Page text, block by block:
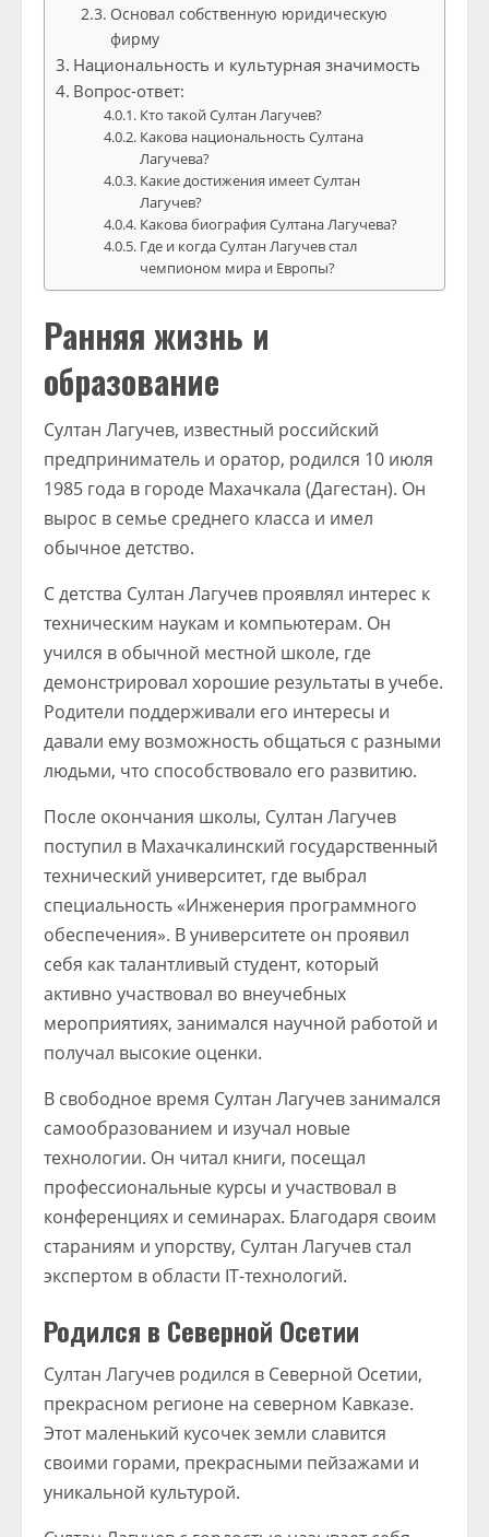
Основал собственную юридическую
фирму
Национальность и культурная значимость
Вопрос-ответ:
Кто такой Султан Лагучев?
Какова национальность Султана
Лагучева?
Какие достижения имеет Султан
Лагучев?
Какова биография Султана Лагучева?
Где и когда Султан Лагучев стал
чемпионом мира и Европы?
Ранняя жизнь и
образование
Султан Лагучев, известный российский
предприниматель и оратор, родился 10 июля
1985 года в городе Махачкала (Дагестан). Он
вырос в семье среднего класса и имел
обычное детство.
С детства Султан Лагучев проявлял интерес к
техническим наукам и компьютерам. Он
учился в обычной местной школе, где
демонстрировал хорошие результаты в учебе.
Родители поддерживали его интересы и
давали ему возможность общаться с разными
людьми, что способствовало его развитию.
После окончания школы, Султан Лагучев
поступил в Махачкалинский государственный
технический университет, где выбрал
специальность «Инженерия программного
обеспечения». В университете он проявил
себя как талантливый студент, который
активно участвовал во внеучебных
мероприятиях, занимался научной работой и
получал высокие оценки.
В свободное время Султан Лагучев занимался
самообразованием и изучал новые
технологии. Он читал книги, посещал
профессиональные курсы и участвовал в
конференциях и семинарах. Благодаря своим
стараниям и упорству, Султан Лагучев стал
экспертом в области IT-технологий.
Родился в Северной Осетии
Султан Лагучев родился в Северной Осетии,
прекрасном регионе на северном Кавказе.
Этот маленький кусочек земли славится
своими горами, прекрасными пейзажами и
уникальной культурой.